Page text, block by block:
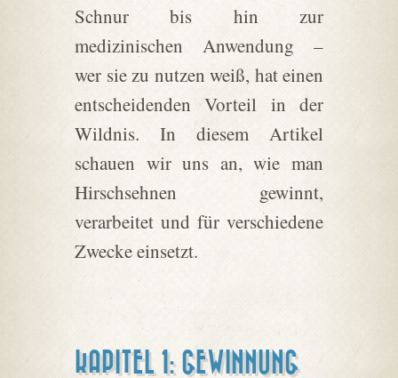
Schnur bis hin zur
medizinischen Anwendung –
wer sie zu nutzen weiß, hat einen
entscheidenden Vorteil in der
Wildnis. In diesem Artikel
schauen wir uns an, wie man
Hirschsehnen gewinnt,
verarbeitet und für verschiedene
Zwecke einsetzt.
KAPITEL 1: GEWINNUNG